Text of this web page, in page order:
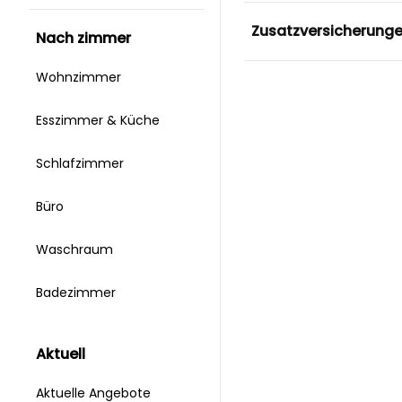
nach zimmer
Wohnzimmer
Esszimmer & Küche
Schlafzimmer
Büro
Waschraum
Badezimmer
aktuell
Aktuelle Angebote